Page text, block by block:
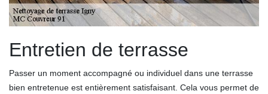
Entretien de terrasse
Passer un moment accompagné ou individuel dans une terrasse
bien entretenue est entièrement satisfaisant. Cela vous permet de